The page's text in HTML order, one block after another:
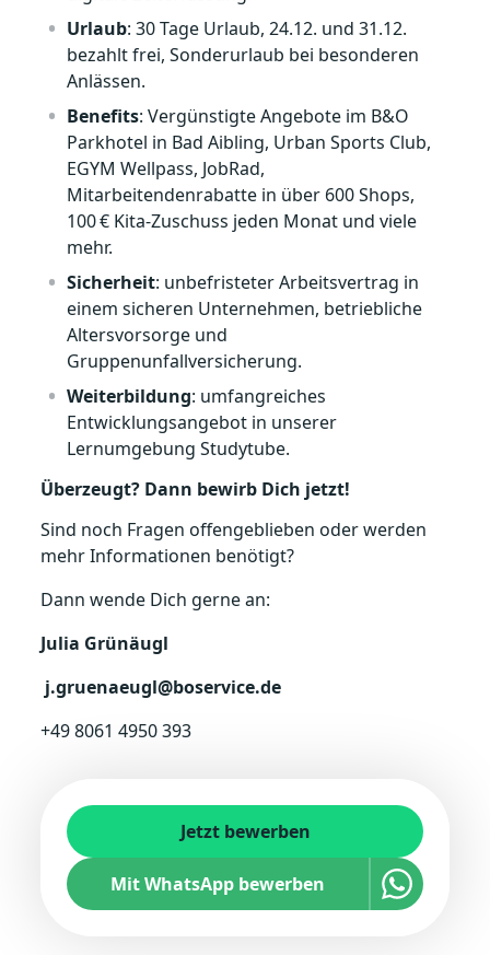
Urlaub: 30 Tage Urlaub, 24.12. und 31.12.
bezahlt frei, Sonderurlaub bei besonderen
Anlässen.
Benefits: Vergünstigte Angebote im B&O
Parkhotel in Bad Aibling, Urban Sports Club,
EGYM Wellpass, JobRad,
Mitarbeitendenrabatte in über 600 Shops,
100 € Kita‑Zuschuss jeden Monat und viele
mehr.
Sicherheit: unbefristeter Arbeitsvertrag in
einem sicheren Unternehmen, betriebliche
Altersvorsorge und
Gruppenunfallversicherung.
Weiterbildung: umfangreiches
Entwicklungsangebot in unserer
Lernumgebung Studytube.
Überzeugt? Dann bewirb Dich jetzt!
Sind noch Fragen offengeblieben oder werden
mehr Informationen benötigt?
Dann wende Dich gerne an:
Julia Grünäugl
j.gruenaeugl@boservice.de
+49 8061 4950 393
Jetzt bewerben
Mit WhatsApp bewerben